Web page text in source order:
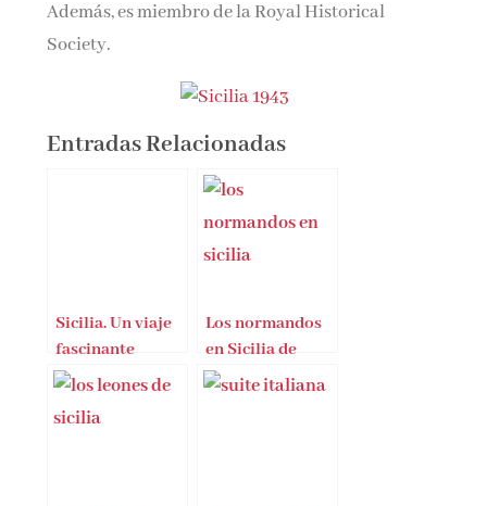
Además, es miembro de la Royal Historical
Society.
Entradas Relacionadas
Sicilia. Un viaje
fascinante
Los normandos
en Sicilia de
John Julius